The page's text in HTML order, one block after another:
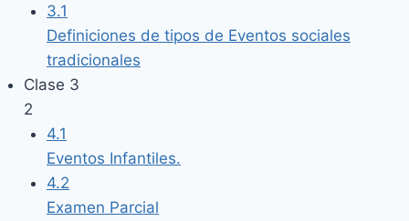
3.1
Definiciones de tipos de Eventos sociales
tradicionales
Clase 3
2
4.1
Eventos Infantiles.
4.2
Examen Parcial